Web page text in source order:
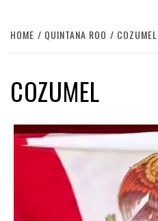
HOME QUINTANA ROO COZUMEL
COZUMEL